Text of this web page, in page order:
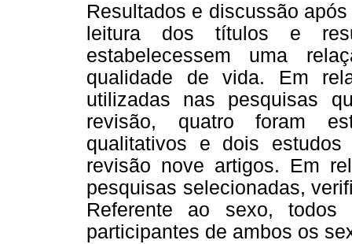
Resultados e discussão
leitura dos títulos e
estabelecessem uma
qualidade de vida. Em
utilizadas nas pesquisas
revisão, quatro foram
qualitativos e dois
revisão nove artigos. Em
pesquisas selecionadas,
Referente ao sexo,
participantes de ambos os